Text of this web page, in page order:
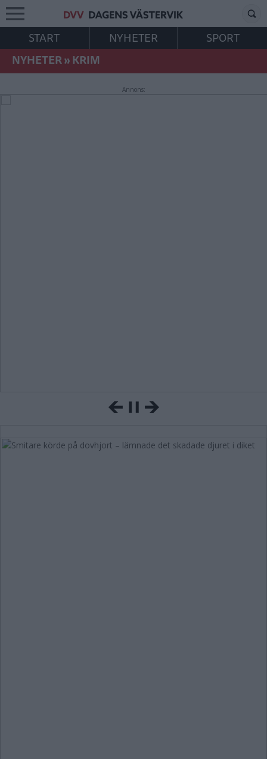
START NYHETER
SPORT
NYHETER»KRIM
Annons: